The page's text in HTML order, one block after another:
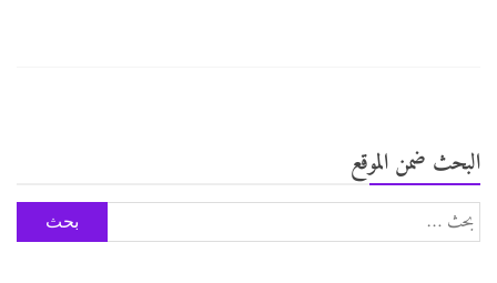
البحث ضمن الموقع
البحث
عن: